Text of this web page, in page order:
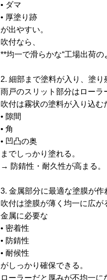
• ダマ
• 厚塗り跡
が出やすい。
吹付なら、
**均一で滑らかな“工場出荷の
2. 細部まで塗料が入り、塗り
雨戸のスリット部分はローラ
吹付は霧状の塗料が入り込む
• 隙間
• 角
• 凹凸の奥
までしっかり塗れる。
→ 防錆性・耐久性が高まる。
3. 金属部分に最適な塗膜が作
吹付は塗膜が薄く均一に広が
金属に必要な
• 密着性
• 防錆性
• 耐候性
がしっかり確保できる。
ローラーだと厚みが不均一に